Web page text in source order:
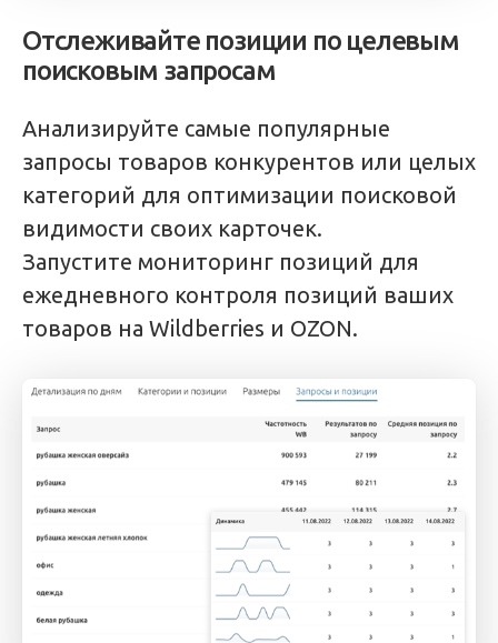
Отслеживайте позиции по целевым
поисковым запросам
Анализируйте самые популярные
запросы товаров конкурентов или целых
категорий для оптимизации поисковой
видимости своих карточек.
Запустите мониторинг позиций для
ежедневного контроля позиций ваших
товаров на Wildberries и OZON.